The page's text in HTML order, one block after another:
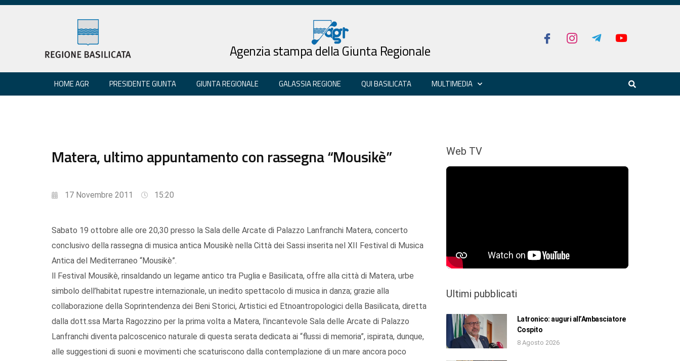
Agenzia stampa della Giunta Regionale
HOME AGR PRESIDENTE GIUNTA GIUNTA REGIONALE GALASSIA REGIONE QUI BASILICATA MULTIMEDIA
Matera, ultimo appuntamento con rassegna “Mousikè”
17 Novembre 2011 15:20
Sabato 19 ottobre alle ore 20,30 presso la Sala delle Arcate di Palazzo Lanfranchi Matera, concerto
conclusivo della rassegna di musica antica Mousikè nella Città dei Sassi inserita nel XII Festival di Musica
Antica del Mediterraneo “Mousikè”.
ll Festival Mousikè, rinsaldando un legame antico tra Puglia e Basilicata, offre alla città di Matera, urbe
simbolo dell’habitat rupestre internazionale, un inedito spettacolo di musica in danza; grazie alla
collaborazione della Soprintendenza dei Beni Storici, Artistici ed Etnoantropologici della Basilicata, diretta
dalla dott.ssa Marta Ragozzino per la prima volta a Matera, l'incantevole Sala delle Arcate di Palazzo
Lanfranchi diventa palcoscenico naturale di questa serata dedicata ai “flussi di memoria”, ispirata, dunque,
alle suggestioni di suoni e movimenti che scaturiscono dalla contemplazione di un mare ancora poco
Web TV
Ultimi pubblicati
Latronico: auguri all’Ambasciatore
Cospito
8 Agosto 2026